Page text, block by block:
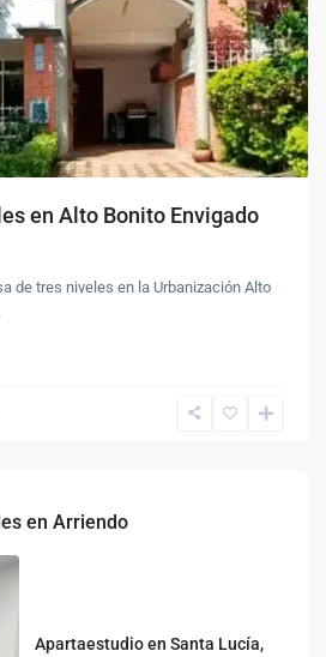
en Alto Bonito Envigado
de tres niveles en la Urbanización Alto
en Arriendo
Apartaestudio en Santa Lucía,